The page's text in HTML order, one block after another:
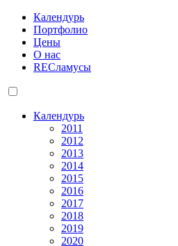
Календурь
Портфолио
Цены
О нас
RECламусы
Календурь
2011
2012
2013
2014
2015
2016
2017
2018
2019
2020